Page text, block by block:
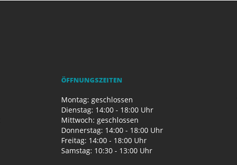
ÖFFNUNGSZEITEN
Montag: geschlossen
Dienstag: 14:00 - 18:00 Uhr
Mittwoch: geschlossen
Donnerstag: 14:00 - 18:00 Uhr
Freitag: 14:00 - 18:00 Uhr
Samstag: 10:30 - 13:00 Uhr